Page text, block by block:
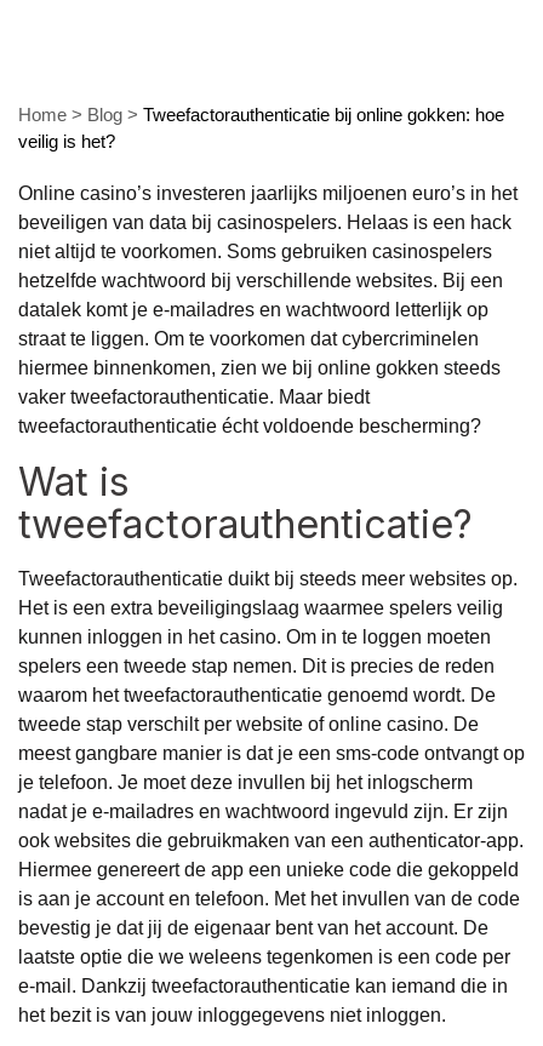
Home > Blog > Tweefactorauthenticatie bij online gokken: hoe
veilig is het?
Online casino’s investeren jaarlijks miljoenen euro’s in het
beveiligen van data bij casinospelers. Helaas is een hack
niet altijd te voorkomen. Soms gebruiken casinospelers
hetzelfde wachtwoord bij verschillende websites. Bij een
datalek komt je e-mailadres en wachtwoord letterlijk op
straat te liggen. Om te voorkomen dat cybercriminelen
hiermee binnenkomen, zien we bij online gokken steeds
vaker tweefactorauthenticatie. Maar biedt
tweefactorauthenticatie écht voldoende bescherming?
Wat is
tweefactorauthenticatie?
Tweefactorauthenticatie duikt bij steeds meer websites op.
Het is een extra beveiligingslaag waarmee spelers veilig
kunnen inloggen in het casino. Om in te loggen moeten
spelers een tweede stap nemen. Dit is precies de reden
waarom het tweefactorauthenticatie genoemd wordt. De
tweede stap verschilt per website of online casino. De
meest gangbare manier is dat je een sms-code ontvangt op
je telefoon. Je moet deze invullen bij het inlogscherm
nadat je e-mailadres en wachtwoord ingevuld zijn. Er zijn
ook websites die gebruikmaken van een authenticator-app.
Hiermee genereert de app een unieke code die gekoppeld
is aan je account en telefoon. Met het invullen van de code
bevestig je dat jij de eigenaar bent van het account. De
laatste optie die we weleens tegenkomen is een code per
e-mail. Dankzij tweefactorauthenticatie kan iemand die in
het bezit is van jouw inloggegevens niet inloggen.